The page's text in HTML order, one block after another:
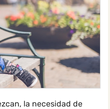
la necesidad de